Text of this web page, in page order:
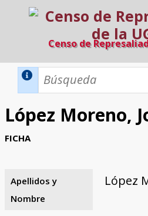
Censo de
Inicio
Búsqueda
Búsqueda
Filtros A-Z
Razones y
El equipo
Colaboradores
Fuentes
López Moreno,
FICHA
Apellidos y
Nombre
López